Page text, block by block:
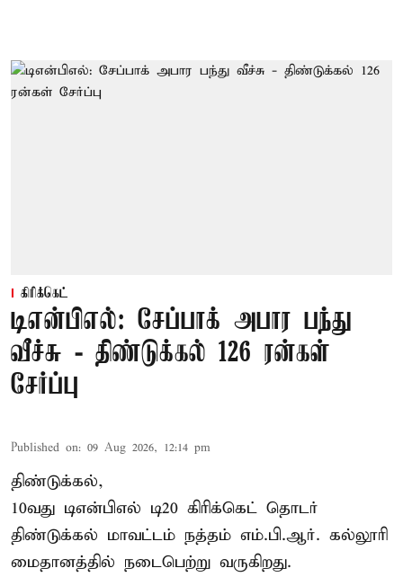
கிரிக்கெட்
டிஎன்பிஎல்: சேப்பாக் அபார பந்து
வீச்சு - திண்டுக்கல் 126 ரன்கள்
சேர்ப்பு
Published on: 09 Aug 2026, 12:14 pm
திண்டுக்கல்,
10வது டிஎன்பிஎல் டி20 கிரிக்கெட் தொடர்
திண்டுக்கல் மாவட்டம் நத்தம் எம்.பி.ஆர். கல்லூரி
மைதானத்தில் நடைபெற்று வருகிறது.